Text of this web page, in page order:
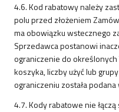
4.6. Kod rabatowy należy
polu przed złożeniem
ma obowiązku wstecznego
Sprzedawca postanowi
ograniczenie do
koszyka, liczby użyć lub
ograniczeniu została
4.7. Kody rabatowe nie